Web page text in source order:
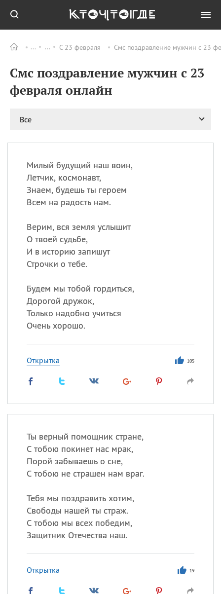
С 23 февраля Смс поздравление мужчин с 23
Смс поздравление мужчин с 23
февраля онлайн
Все
Милый будущий наш воин,
Летчик, космонавт,
Знаем, будешь ты героем
Всем на радость нам.
Верим, вся земля услышит
О твоей судьбе,
И в историю запишут
Строчки о тебе.
Будем мы тобой гордиться,
Дорогой дружок,
Только надобно учиться
Очень хорошо.
Открытка 105
Ты верный помощник стране,
С тобою покинет нас мрак,
Порой забываешь о сне,
С тобою не страшен нам враг.
Тебя мы поздравить хотим,
Свободы нашей ты страж.
С тобою мы всех победим,
Защитник Отечества наш.
Открытка 19
ПРАЗДНИКИ Все
09.08 День памяти жертв
атомной
день
рисового пудинга
Посмотреть значение